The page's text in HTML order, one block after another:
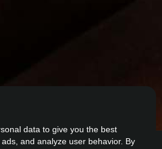
data to give you the best
and analyze user behavior. By